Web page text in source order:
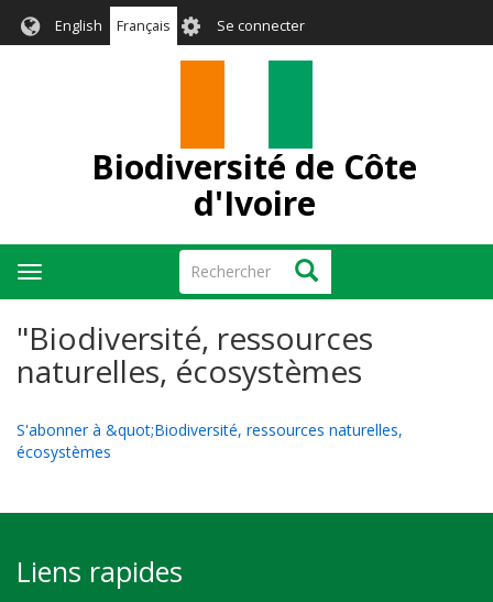
English Français User
account
Se connecter
Biodiversité de Côte
d'Ivoire
Rechercher Rechercher
Toggle
navigation
"Biodiversité, ressources
naturelles, écosystèmes
S'abonner à &quot;Biodiversité, ressources naturelles,
écosystèmes
Liens rapides